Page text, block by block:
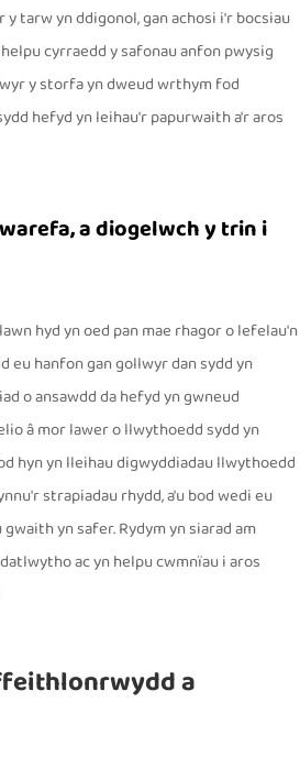
tarw yn ddigonol, gan achosi i'r bocsiau
cyrraedd y safonau anfon pwysig
y storfa yn dweud wrthym fod
hefyd yn leihau'r papurwaith a'r aros
a diogelwch y trin i
hyd yn oed pan mae rhagor o lefelau'n
eu hanfon gan gollwyr dan sydd yn
o ansawdd da hefyd yn gwneud
â mor lawer o llwythoedd sydd yn
hyn yn lleihau digwyddiadau llwythoedd
strapiadau rhydd, a'u bod wedi eu
yn safer. Rydym yn siarad am
ac yn helpu cwmnïau i aros
a